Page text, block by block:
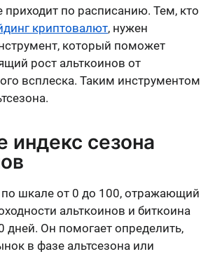
приходит по расписанию. Тем, кто
криптовалют, нужен
который поможет
рост альткоинов от
всплеска. Таким инструментом
индекс сезона
по шкале от 0 до 100, отражающий
альткоинов и биткоина
дней. Он помогает определить,
в фазе альтсезона или